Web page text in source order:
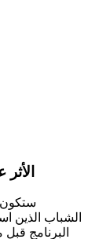
ستكون